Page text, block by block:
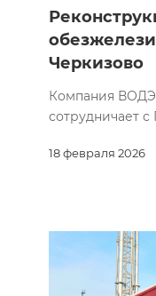
18 февраля 2026
Черкизово
Компания
сотрудничает